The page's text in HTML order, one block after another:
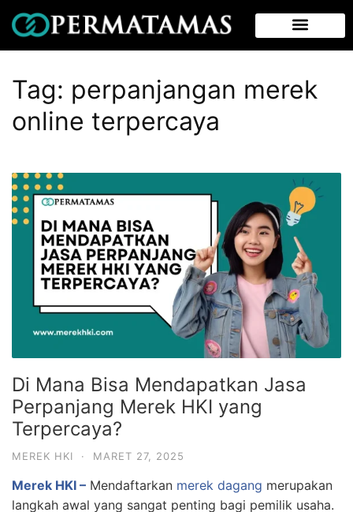
Tag: perpanjangan merek
online terpercaya
Di Mana Bisa Mendapatkan Jasa
Perpanjang Merek HKI yang
Terpercaya?
MEREK HKI · MARET 27, 2025
Merek HKI – Mendaftarkan merek dagang merupakan
langkah awal yang sangat penting bagi pemilik usaha.